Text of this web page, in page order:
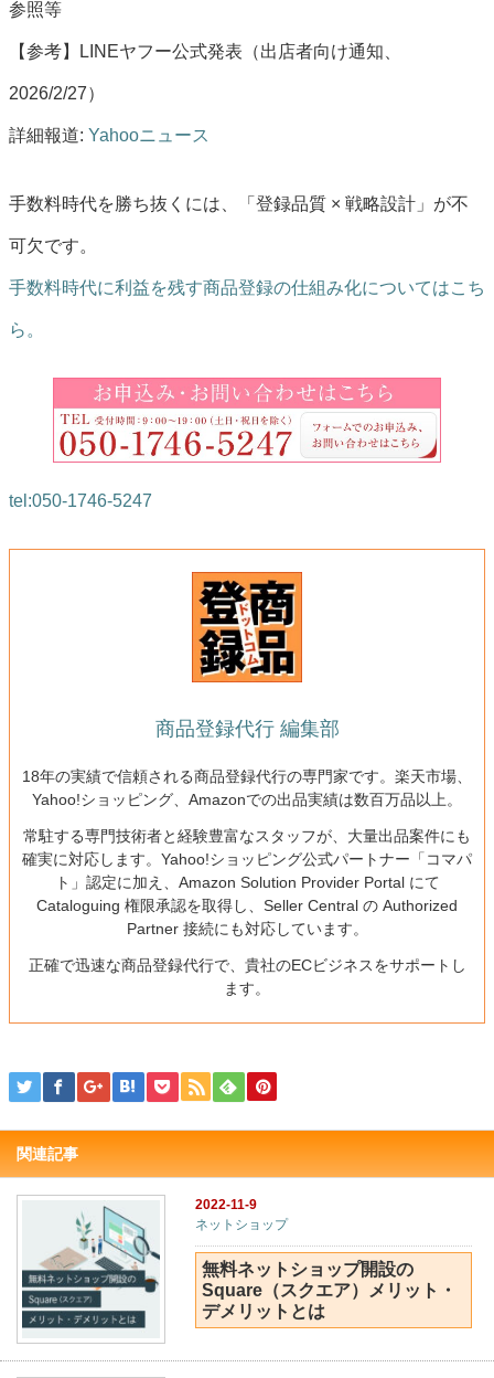
参照等
【参考】LINEヤフー公式発表（出店者向け通知、
2026/2/27）
詳細報道: Yahooニュース
手数料時代を勝ち抜くには、「登録品質 × 戦略設計」が不
可欠です。
手数料時代に利益を残す商品登録の仕組み化についてはこち
ら。
tel:050-1746-5247
商品登録代行 編集部
18年の実績で信頼される商品登録代行の専門家です。楽天市場、
Yahoo!ショッピング、Amazonでの出品実績は数百万品以上。
常駐する専門技術者と経験豊富なスタッフが、大量出品案件にも
確実に対応します。Yahoo!ショッピング公式パートナー「コマパ
ト」認定に加え、Amazon Solution Provider Portal にて
Cataloguing 権限承認を取得し、Seller Central の Authorized
Partner 接続にも対応しています。
正確で迅速な商品登録代行で、貴社のECビジネスをサポートし
ます。
関連記事
2022-11-9
ネットショップ
無料ネットショップ開設の
Square（スクエア）メリット・
デメリットとは